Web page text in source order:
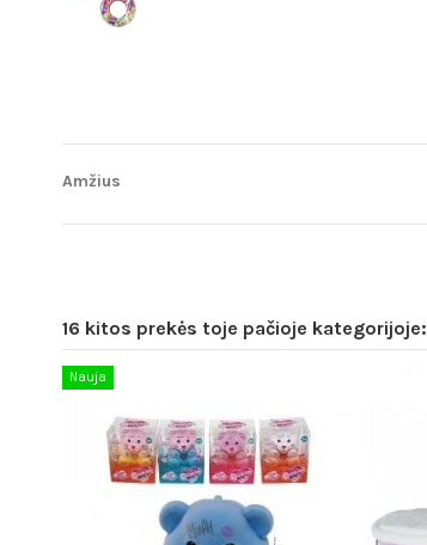
Amžius
16 kitos prekės toje pačioje kategorijoje:
Nauja